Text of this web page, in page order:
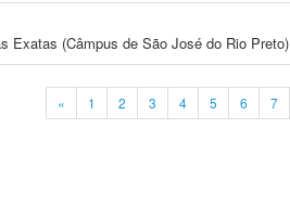
Exatas (Câmpus de São José do Rio Preto)
« 1 2 3 4 5 6 7